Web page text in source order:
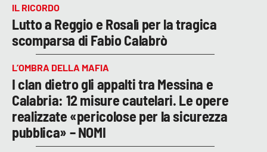
IL RICORDO
Lutto a Reggio e Rosalì per la tragica
scomparsa di Fabio Calabrò
L’OMBRA DELLA MAFIA
I clan dietro gli appalti tra Messina e
Calabria: 12 misure cautelari. Le opere
realizzate «pericolose per la sicurezza
pubblica» – NOMI